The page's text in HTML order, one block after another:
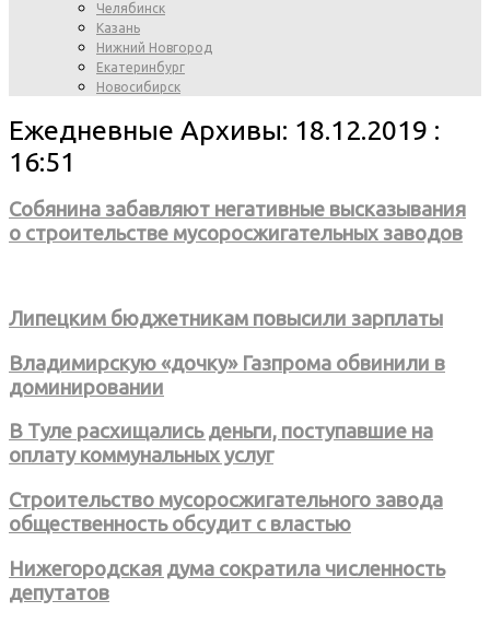
Челябинск
Казань
Нижний Новгород
Екатеринбург
Новосибирск
Ежедневные Архивы: 18.12.2019 :
16:51
Собянина забавляют негативные высказывания
о строительстве мусоросжигательных заводов
Липецким бюджетникам повысили зарплаты
Владимирскую «дочку» Газпрома обвинили в
доминировании
В Туле расхищались деньги, поступавшие на
оплату коммунальных услуг
Строительство мусоросжигательного завода
общественность обсудит с властью
Нижегородская дума сократила численность
депутатов